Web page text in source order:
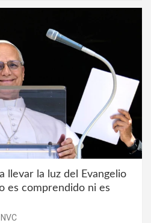
llevar la luz del Evangelio
es comprendido ni es